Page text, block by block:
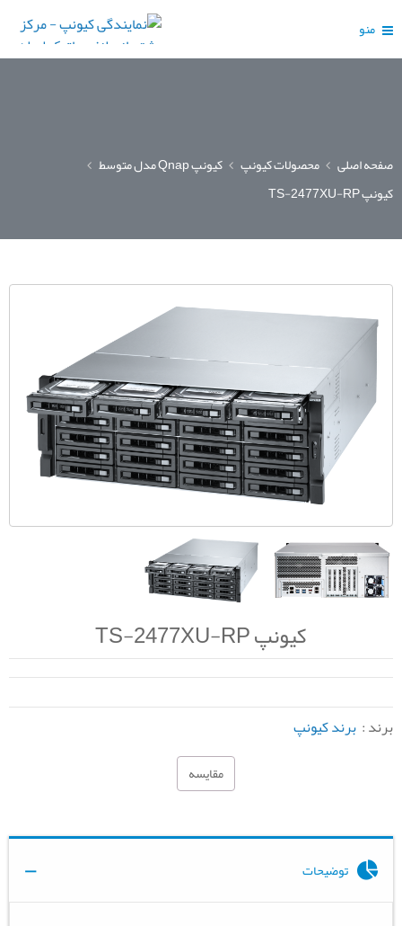
منو
صفحه اصلی محصولات کیونپ
کیونپ Qnap مدل متوسط
کیونپ TS-2477XU-RP
کیونپ TS-2477XU-RP
برند : برند کیونپ
مقایسه
توضیحات